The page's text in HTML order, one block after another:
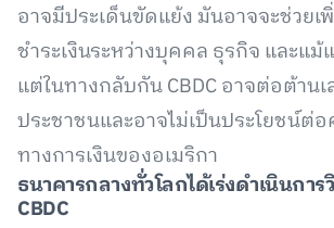
อาจมีประเด็นขัดแย้ง มันอาจจะช่วยเ
ชำระเงินระหว่างบุคคล ธุรกิจ และแม้
แต่ในทางกลับกัน CBDC อาจต่อต้าน
ประชาชนและอาจไม่เป็นประโยชน์ต่
ทางการเงินของอเมริกา
ธนาคารกลางทั่วโลกได้เร่งดำเนินกา
CBDC